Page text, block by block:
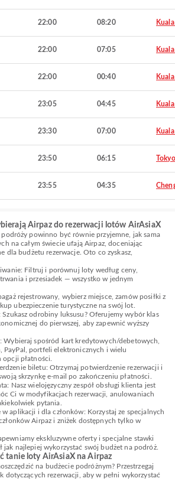
22:00 08:20
22:00 07:05
22:00 00:40
23:05 04:45
23:30 07:00
23:50 06:15 Tokyo
23:55 04:35
Airpaz do rezerwacji lotów AirAsiaX
powinno być równie przyjemne, jak sama
na całym świecie ufają Airpaz, doceniając
dla budżetu rezerwacje. Oto co zyskasz,
Filtruj i porównuj loty według ceny,
i przesiadek — wszystko w jednym
rejestrowany, wybierz miejsce, zamów posiłki z
ubezpieczenie turystyczne na swój lot.
odrobiny luksusu? Oferujemy wybór klas
do pierwszej, aby zapewnić wyższy
Wybieraj spośród kart kredytowych/debetowych,
PayPal, portfeli elektronicznych i wielu
płatności.
biletu: Otrzymaj potwierdzenie rezerwacji i
skrzynkę e-mail po zakończeniu płatności.
Nasz wielojęzyczny zespół obsługi klienta jest
Ci w modyfikacjach rezerwacji, anulowaniach
pytania.
aplikacji i dla członków: Korzystaj ze specjalnych
Airpaz i zniżek dostępnych tylko w
ekskluzywne oferty i specjalne stawki
jak najlepiej wykorzystać swój budżet na podróż.
tanie loty AirAsiaX na Airpaz
na budżecie podróżnym? Przestrzegaj
dotyczących rezerwacji, aby w pełni wykorzystać